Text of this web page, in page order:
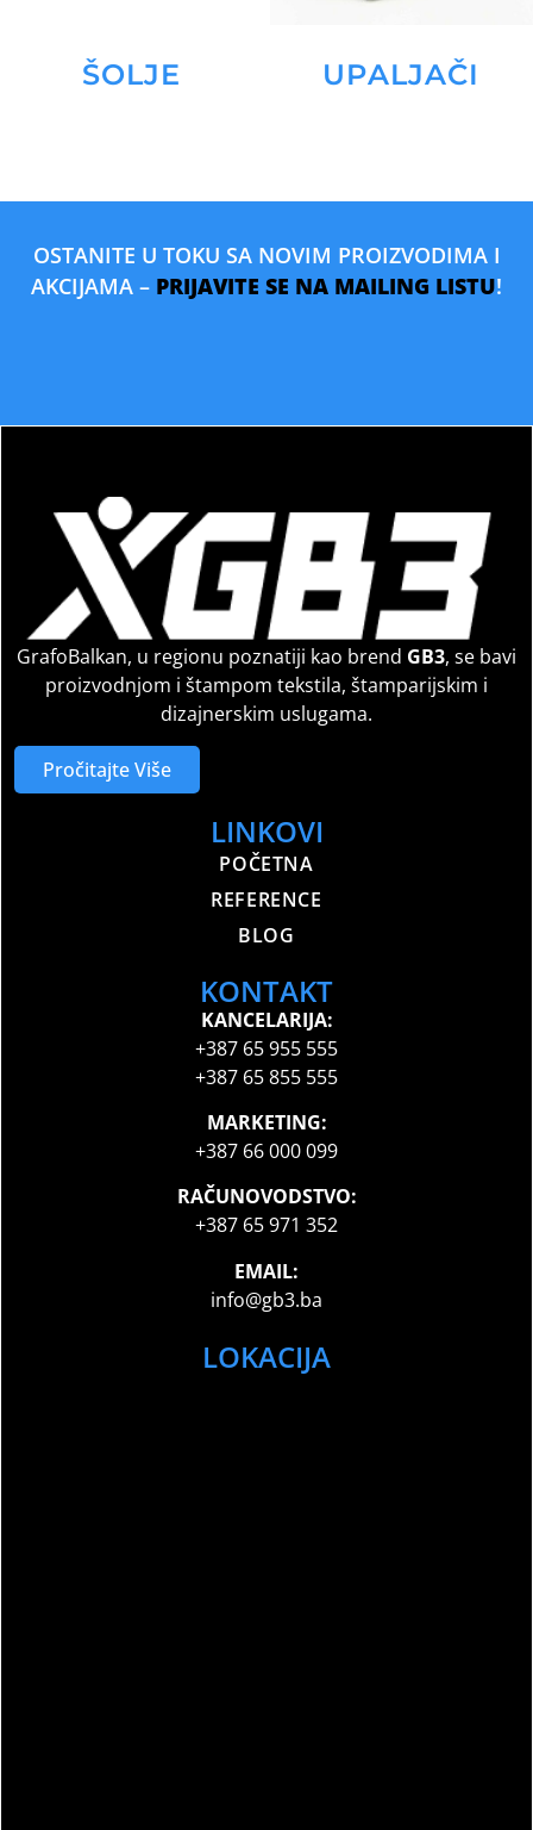
ŠOLJE UPALJAČI
OSTANITE U TOKU SA NOVIM PROIZVODIMA I
AKCIJAMA – PRIJAVITE SE NA MAILING LISTU!
GrafoBalkan, u regionu poznatiji kao brend GB3, se bavi
proizvodnjom i štampom tekstila, štamparijskim i
dizajnerskim uslugama.
Pročitajte Više
LINKOVI
POČETNA
REFERENCE
BLOG
KONTAKT
KANCELARIJA:
+387 65 955 555
+387 65 855 555
MARKETING:
+387 66 000 099
RAČUNOVODSTVO:
+387 65 971 352
EMAIL:
info@gb3.ba
LOKACIJA